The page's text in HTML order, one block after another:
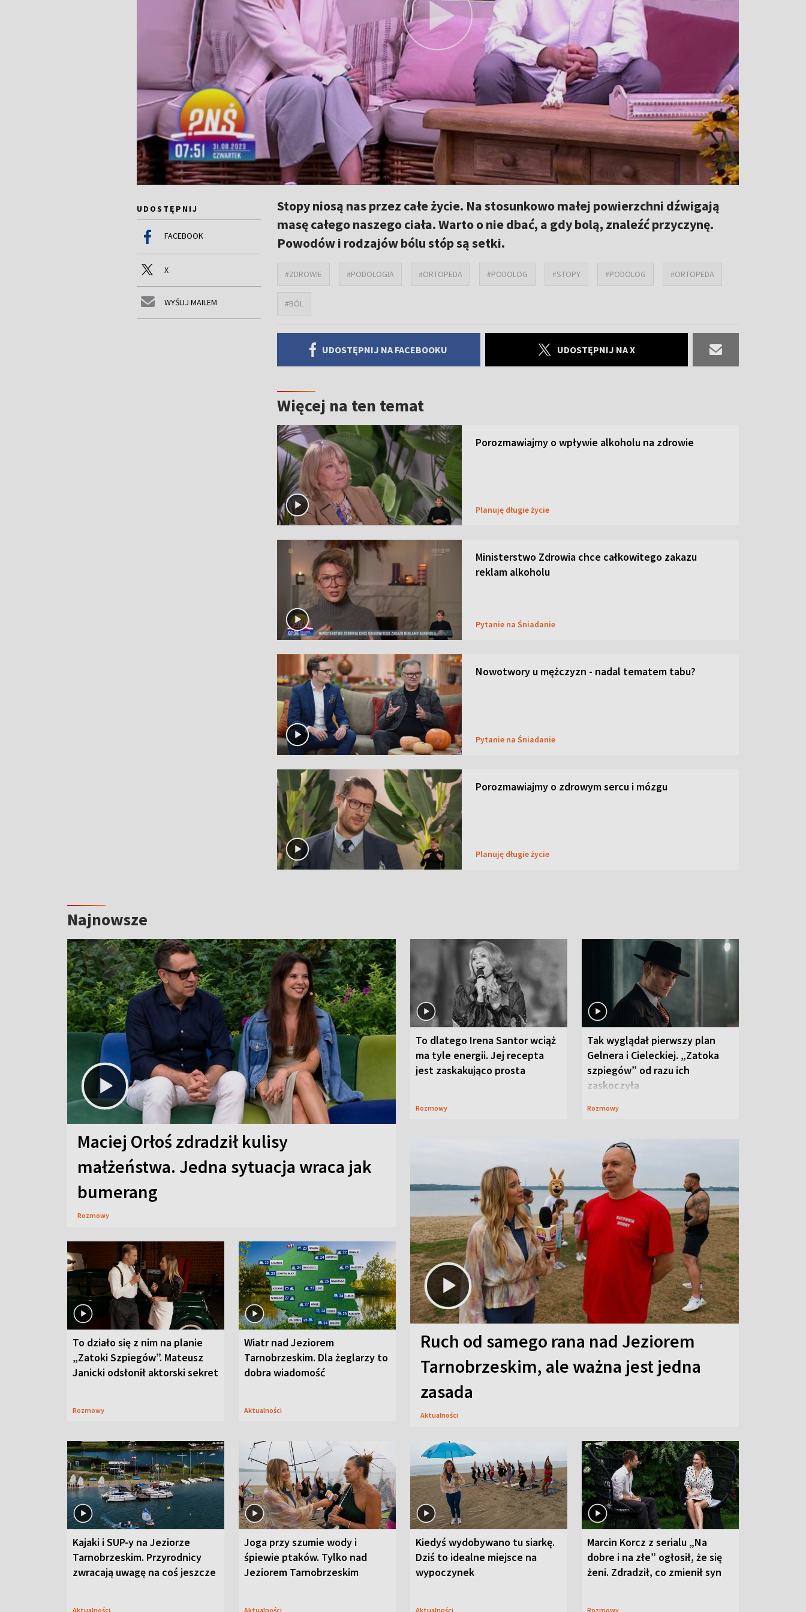
UDOSTĘPNIJ
FACEBOOK
X
WYŚLIJ MAILEM
Stopy niosą nas przez całe życie. Na stosunkowo małej powierzchni dźwigają
masę całego naszego ciała. Warto o nie dbać, a gdy bolą, znaleźć przyczynę.
Powodów i rodzajów bólu stóp są setki.
#ZDROWIE #PODOLOGIA #ORTOPEDA #PODOLOG #STOPY #PODOLOG #ORTOPEDA
#BÓL
UDOSTĘPNIJ NA FACEBOOKU UDOSTĘPNIJ NA X
Więcej na ten temat
Porozmawiajmy o wpływie alkoholu na zdrowie
Planuję długie życie
Ministerstwo Zdrowia chce całkowitego zakazu
reklam alkoholu
Pytanie na Śniadanie
Nowotwory u mężczyzn - nadal tematem tabu?
Pytanie na Śniadanie
Porozmawiajmy o zdrowym sercu i mózgu
Planuję długie życie
Najnowsze
Maciej Orłoś zdradził kulisy
małżeństwa. Jedna sytuacja wraca jak
bumerang
Rozmowy
To dlatego Irena Santor wciąż
ma tyle energii. Jej recepta
jest zaskakująco prosta
Rozmowy
Tak wyglądał pierwszy plan
Gelnera i Cieleckiej. „Zatoka
szpiegów” od razu ich
zaskoczyła
Rozmowy
To działo się z nim na planie
„Zatoki Szpiegów”. Mateusz
Janicki odsłonił aktorski sekret
Rozmowy
Wiatr nad Jeziorem
Tarnobrzeskim. Dla żeglarzy to
dobra wiadomość
Aktualności
Ruch od samego rana nad Jeziorem
Tarnobrzeskim, ale ważna jest jedna
zasada
Aktualności
Kajaki i SUP-y na Jeziorze
Tarnobrzeskim. Przyrodnicy
zwracają uwagę na coś jeszcze
Aktualności
Joga przy szumie wody i
śpiewie ptaków. Tylko nad
Jeziorem Tarnobrzeskim
Aktualności
Kiedyś wydobywano tu siarkę.
Dziś to idealne miejsce na
wypoczynek
Aktualności
Marcin Korcz z serialu „Na
dobre i na złe” ogłosił, że się
żeni. Zdradził, co zmienił syn
Rozmowy